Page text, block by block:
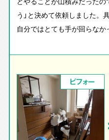
う」と決めて依頼しました。
自分ではとても手が回らなか
ビフォー